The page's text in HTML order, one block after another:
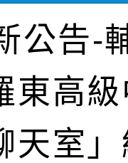
法」
臺中市政
手牽手，
片一案
：「115
賽實施要
：桃園市
藝文競賽
選結果(
公告-
東高
天室